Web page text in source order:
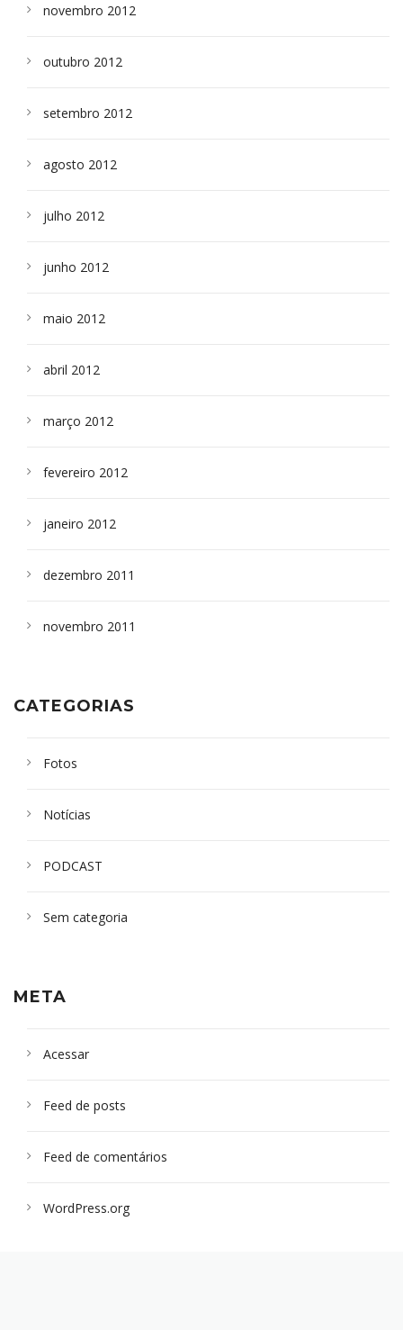
novembro 2012
outubro 2012
setembro 2012
agosto 2012
julho 2012
junho 2012
maio 2012
abril 2012
março 2012
fevereiro 2012
janeiro 2012
dezembro 2011
novembro 2011
CATEGORIAS
Fotos
Notícias
PODCAST
Sem categoria
META
Acessar
Feed de posts
Feed de comentários
WordPress.org